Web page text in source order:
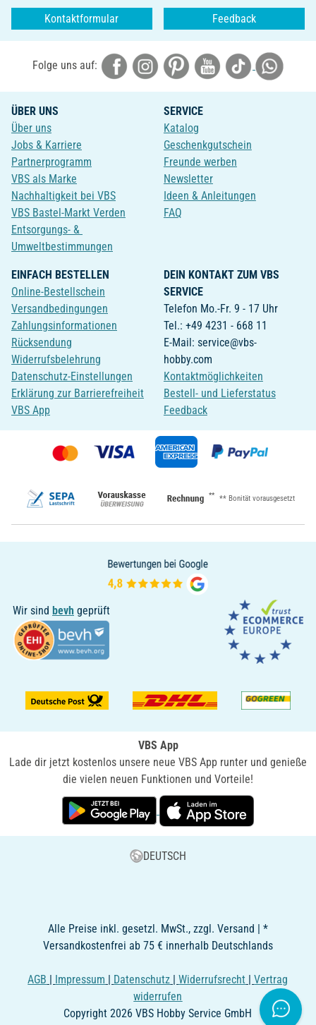
Kontaktformular Feedback
Folge uns auf:
ÜBER UNS
Über uns
Jobs & Karriere
Partnerprogramm
VBS als Marke
Nachhaltigkeit bei VBS
VBS Bastel-Markt Verden
Entsorgungs- &
Umweltbestimmungen
SERVICE
Katalog
Geschenkgutschein
Freunde werben
Newsletter
Ideen & Anleitungen
FAQ
EINFACH BESTELLEN
Online-Bestellschein
Versandbedingungen
Zahlungsinformationen
Rücksendung
Widerrufsbelehrung
Datenschutz-Einstellungen
Erklärung zur Barrierefreiheit
VBS App
DEIN KONTAKT ZUM VBS
SERVICE
Telefon Mo.-Fr. 9 - 17 Uhr
Tel.: +49 4231 - 668 11
E-Mail: service@vbs-
hobby.com
Kontaktmöglichkeiten
Bestell- und Lieferstatus
Feedback
** ** Bonität vorausgesetzt
Wir sind bevh geprüft
VBS App
Lade dir jetzt kostenlos unsere neue VBS App runter und genieße
die vielen neuen Funktionen und Vorteile!
DEUTSCH
Alle Preise inkl. gesetzl. MwSt., zzgl. Versand | *
Versandkostenfrei ab 75 € innerhalb Deutschlands
AGB | Impressum | Datenschutz |Widerrufsrecht |Vertrag
widerrufen
Copyright 2026 VBS Hobby Service GmbH